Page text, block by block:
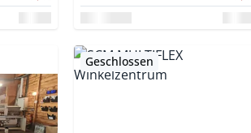
Geschlossen